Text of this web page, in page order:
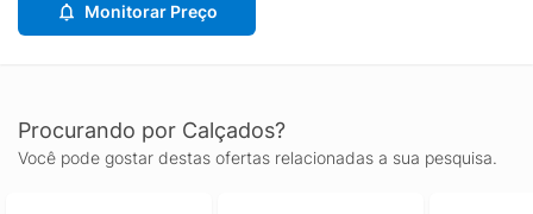
Monitorar Preço
Procurando por Calçados?
Você pode gostar destas ofertas relacionadas a sua pesquisa.